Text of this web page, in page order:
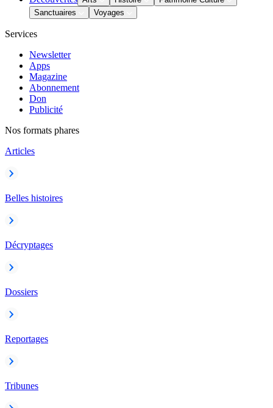
Sanctuaires
Voyages
Services
Newsletter
Apps
Magazine
Abonnement
Don
Publicité
Nos formats phares
Articles
Belles histoires
Décryptages
Dossiers
Reportages
Tribunes